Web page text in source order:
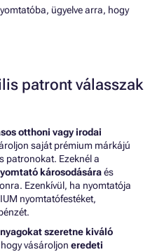
ügyelve arra, hogy
patront válasszak
otthoni vagy irodai
saját prémium márkájú
patronokat. Ezeknél a
károsodásáraés
Ezenkívül, ha nyomtatója
nyomtatófestéket,
szeretne kiváló
vásároljon eredeti